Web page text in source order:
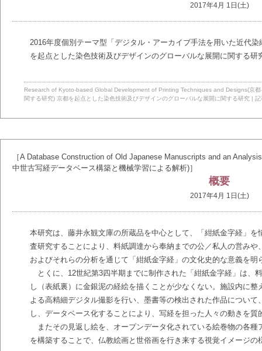
2017年4月 1日(土)
2016年度個別テーマ型「デジタル・アーカイブ手法を用いた近代
を起点とした染色技術及びデザインのグローバルな展開に関する
Research of Kyoto-based Global Development of Printing Techniques and Designs(京
関する研究) 京都を起点とした染色技術及びデザインのグローバルな展開に関する研究 | 記
［A Database Construction of Old Japanese Manuscripts and an
中世古写経データベース構築と機械学習による解析)］
概要
2017年4月 1日(土)
本研究は、藤井永観文庫の所蔵品を中心として、「紺紙金字経」
査研究することにより、料紙調達から奉納までの公／私人の営み
およびそれらの分析を通じて「紺紙金字経」の文化史的な意義を明
とくに、12世紀第3四半期までに制作された「紺紙金字経」は、
し（表紙裏）に金銀泥の経絵を描くことが少なくない。施設内に
よる高精細デジタル撮影を行い、墨書等の検出された作品につい
し、データベース化することにより、写経を担った人々の動きを質
またその見返し絵を、オープンデータ化されている絵巻物の各種
を構築することで、仏教絵画と世俗画を行き来する視覚イメージの